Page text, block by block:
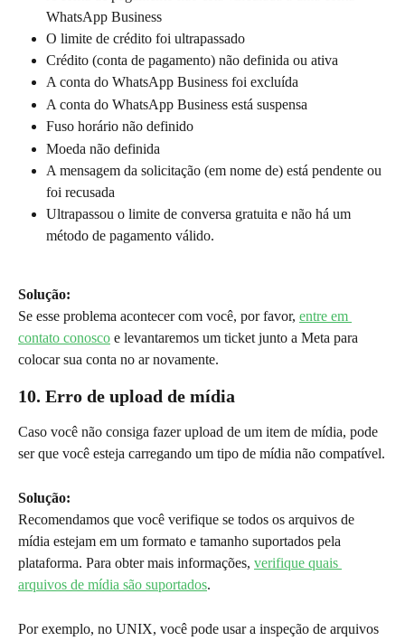
WhatsApp Business
O limite de crédito foi ultrapassado
Crédito (conta de pagamento) não definida ou ativa
A conta do WhatsApp Business foi excluída
A conta do WhatsApp Business está suspensa
Fuso horário não definido
Moeda não definida
A mensagem da solicitação (em nome de) está pendente ou
foi recusada
Ultrapassou o limite de conversa gratuita e não há um
método de pagamento válido.
Solução:
Se esse problema acontecer com você, por favor, entre em
contato conosco e levantaremos um ticket junto a Meta para
colocar sua conta no ar novamente.
10. Erro de upload de mídia
Caso você não consiga fazer upload de um item de mídia, pode
ser que você esteja carregando um tipo de mídia não compatível.
Solução:
Recomendamos que você verifique se todos os arquivos de
mídia estejam em um formato e tamanho suportados pela
plataforma. Para obter mais informações, verifique quais
arquivos de mídia são suportados.
Por exemplo, no UNIX, você pode usar a inspeção de arquivos